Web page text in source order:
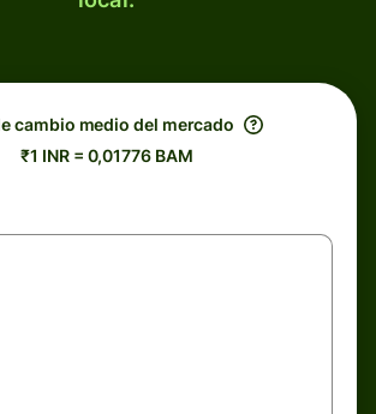
cambio medio del mercado
₹1 INR = 0,01776 BAM